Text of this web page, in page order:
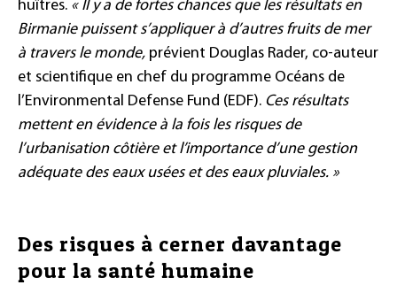
huîtres. « Il y a de fortes chances que les résultats en
Birmanie puissent s’appliquer à d’autres fruits de mer
à travers le monde, prévient Douglas Rader, co-auteur
et scientifique en chef du programme Océans de
l’Environmental Defense Fund (EDF). Ces résultats
mettent en évidence à la fois les risques de
l’urbanisation côtière et l’importance d’une gestion
adéquate des eaux usées et des eaux pluviales. »
Des risques à cerner davantage
pour la santé humaine